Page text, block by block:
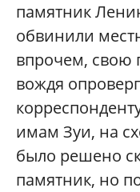
памятник
обвинили
впрочем, свою
вождя
имам Зуи, на
было решено
памятник, но